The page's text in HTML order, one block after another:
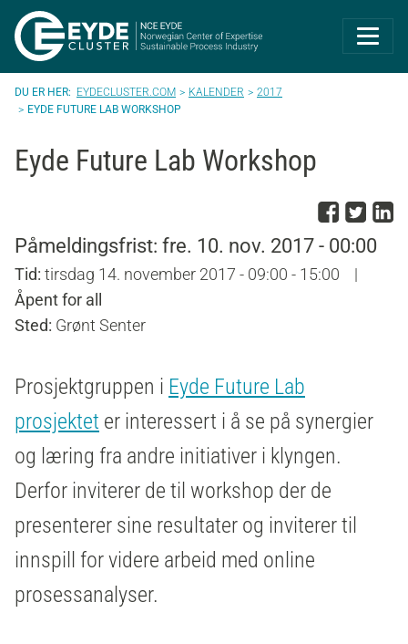
Eyde-Cluster |
EYDECLUSTER.COM KALENDER
2017
EYDE FUTURE LAB WORKSHOP
Eyde Future Lab Workshop
DelDel
Påmeldingsfrist: fre. 10. nov. 2017 - 00:00
Tid: tirsdag 14. november 2017 - 09:00 - 15:00
|
Åpent for all
Sted: Grønt Senter
Prosjektgruppen i Eyde Future Lab
prosjektet er interessert i å se på synergier
og læring fra andre initiativer i klyngen.
Derfor inviterer de til workshop der de
presenterer sine resultater og inviterer til
innspill for videre arbeid med online
prosessanalyser.